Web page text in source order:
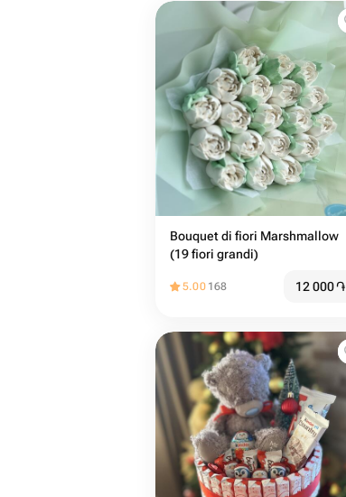
Bouquet di fiori Marshmallow
(19 fiori grandi)
5.00 168 12 000֏